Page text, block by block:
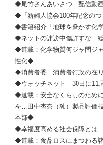
◆尾竹さんあいさつ 配信動
◆「新婦人協会100年記念の
◆書籍紹介「地球を脅かす化
◆ネットの誹謗中傷許すな
◆連載：化学物質何ジャ問ジ
性化◆
◆消費者委 消費者行政の在
◆ウォッチネット 30日に11
◆連載：安全なくらしのため
を…田中杏奈（独）製品評価
本部◆
◆幸福度高める社会保障とは
◆連載：食品ロスにまつわる